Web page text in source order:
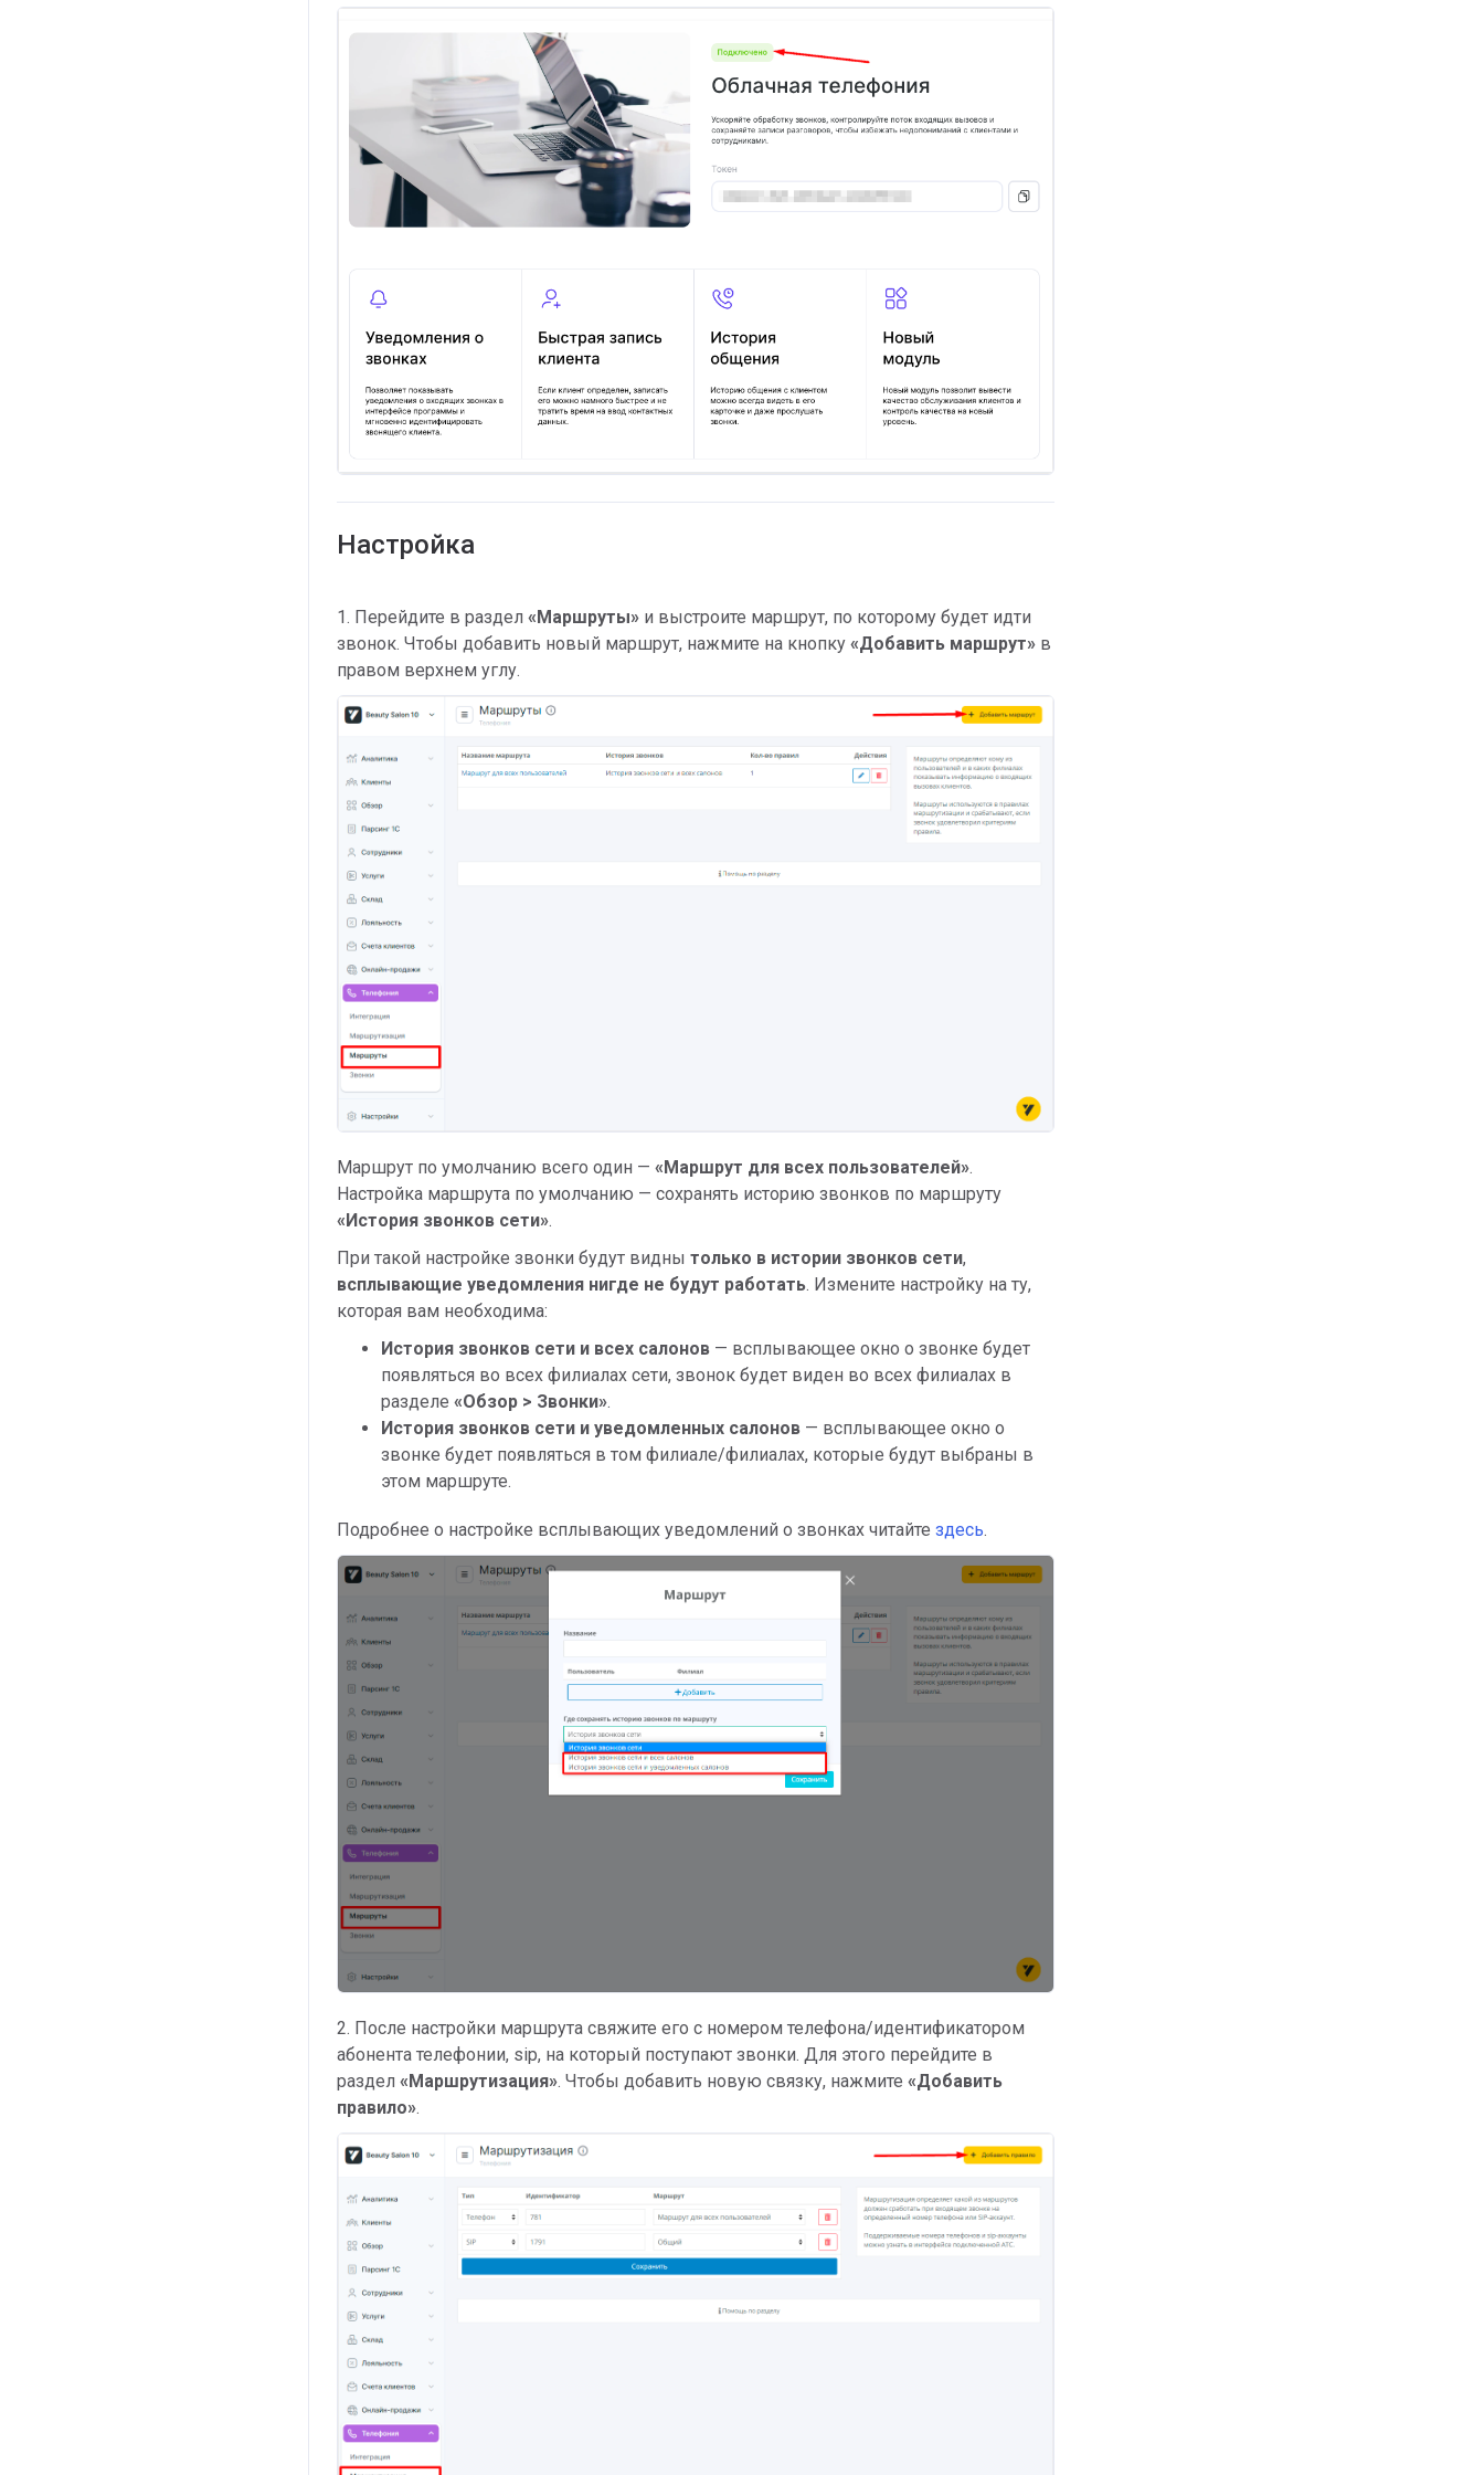
Настройка
1. Перейдите в раздел «Маршруты» и выстроите маршрут, по которому будет идти
звонок. Чтобы добавить новый маршрут, нажмите на кнопку «Добавить маршрут» в
правом верхнем углу.
Маршрут по умолчанию всего один — «Маршрут для всех пользователей».
Настройка маршрута по умолчанию — сохранять историю звонков по маршруту
«История звонков сети».
При такой настройке звонки будут видны только в истории звонков сети,
всплывающие уведомления нигде не будут работать. Измените настройку на ту,
которая вам необходима:
История звонков сети и всех салонов — всплывающее окно о звонке будет
появляться во всех филиалах сети, звонок будет виден во всех филиалах в
разделе «Обзор > Звонки».
История звонков сети и уведомленных салонов — всплывающее окно о
звонке будет появляться в том филиале/филиалах, которые будут выбраны в
этом маршруте.
Подробнее о настройке всплывающих уведомлений о звонках читайте здесь.
2. После настройки маршрута свяжите его с номером телефона/идентификатором
абонента телефонии, sip, на который поступают звонки. Для этого перейдите в
раздел «Маршрутизация». Чтобы добавить новую связку, нажмите «Добавить
правило».